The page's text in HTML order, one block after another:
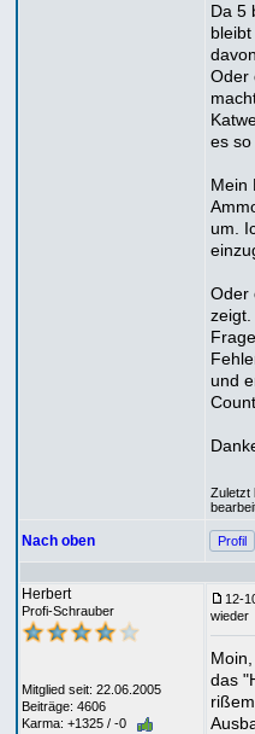
Da 5
Oder
es so
Mein
um.
Oder
zeigt.
und
Zuletzt
Nach oben Profil
Herbert
Profi-Schrauber
Mitglied seit: 22.06.2005
Beiträge: 4606
Karma: +1325 / -0
12-
wieder
Moin,
das